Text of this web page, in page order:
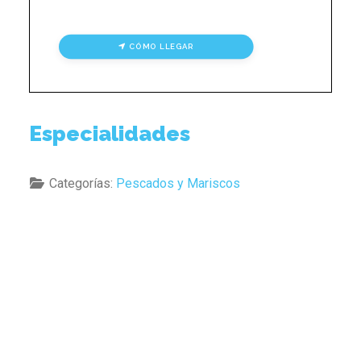
CÓMO LLEGAR
Especialidades
Categorías: Pescados y Mariscos